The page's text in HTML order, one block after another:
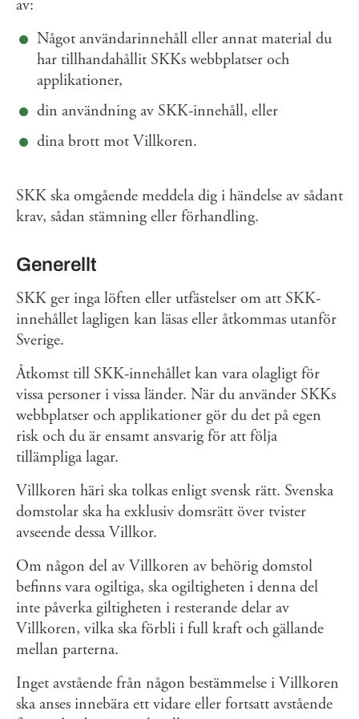
av:
Något användarinnehåll eller annat material du
har tillhandahållit SKKs webbplatser och
applikationer,
din användning av SKK-innehåll, eller
dina brott mot Villkoren.
SKK ska omgående meddela dig i händelse av sådant
krav, sådan stämning eller förhandling.
Generellt
SKK ger inga löften eller utfästelser om att SKK-
innehållet lagligen kan läsas eller åtkommas utanför
Sverige.
Åtkomst till SKK-innehållet kan vara olagligt för
vissa personer i vissa länder. När du använder SKKs
webbplatser och applikationer gör du det på egen
risk och du är ensamt ansvarig för att följa
tillämpliga lagar.
Villkoren häri ska tolkas enligt svensk rätt. Svenska
domstolar ska ha exklusiv domsrätt över tvister
avseende dessa Villkor.
Om någon del av Villkoren av behörig domstol
befinns vara ogiltiga, ska ogiltigheten i denna del
inte påverka giltigheten i resterande delar av
Villkoren, vilka ska förbli i full kraft och gällande
mellan parterna.
Inget avstående från någon bestämmelse i Villkoren
ska anses innebära ett vidare eller fortsatt avstående